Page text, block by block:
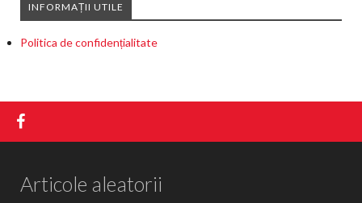
INFORMAȚII UTILE
Politica de confidențialitate
Articole aleatorii